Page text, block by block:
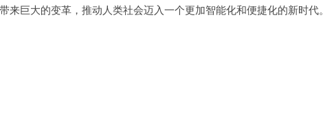
巨大的变革，推动人类社会迈入一个更加智能化和便捷化的新时代。